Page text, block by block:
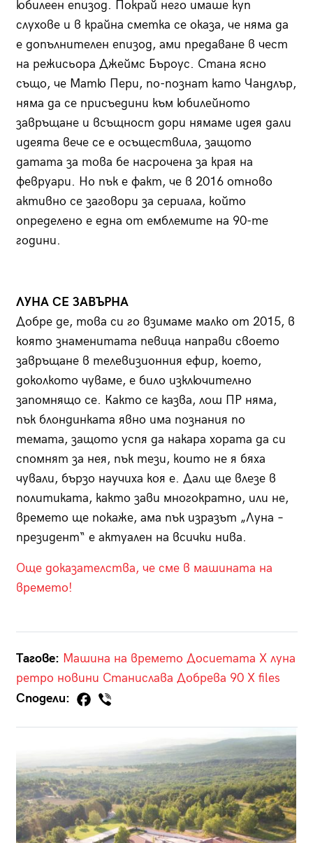
юбилеен епизод. Покрай него имаше куп
слухове и в крайна сметка се оказа, че няма да
е допълнителен епизод, ами предаване в чест
на режисьора Джеймс Бъроус. Стана ясно
също, че Матю Пери, по-познат като Чандлър,
няма да се присъедини към юбилейното
завръщане и всъщност дори нямаме идея дали
идеята вече се е осъществила, защото
датата за това бе насрочена за края на
февруари. Но пък е факт, че в 2016 отново
активно се заговори за сериала, който
определено е една от емблемите на 90-те
години.
ЛУНА СЕ ЗАВЪРНА
Добре де, това си го взимаме малко от 2015, в
която знаменитата певица направи своето
завръщане в телевизионния ефир, което,
доколкото чуваме, е било изключително
запомнящо се. Както се казва, лош ПР няма,
пък блондинката явно има познания по
темата, защото успя да накара хората да си
спомнят за нея, пък тези, които не я бяха
чували, бързо научиха коя е. Дали ще влезе в
политиката, както зави многократно, или не,
времето ще покаже, ама пък изразът „Луна –
президент“ е актуален на всички нива.
Още доказателства, че сме в машината на
времето!
Тагове: Машина на времето Досиетата X луна
ретро новини Станислава Добрева 90 X files
Сподели: